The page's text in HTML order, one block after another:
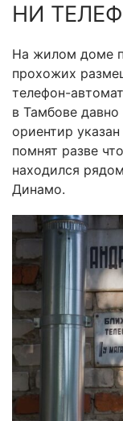
НИ
На жилом доме
прохожих
телефон-
в Тамбове
ориентир
помнят разве
находился
Динамо.